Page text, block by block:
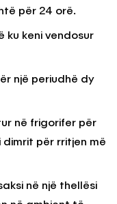
për 24 orë.
ku keni vendosur
një periudhë dy
në frigorifer për
dimrit për rritjen më
në një thellësi